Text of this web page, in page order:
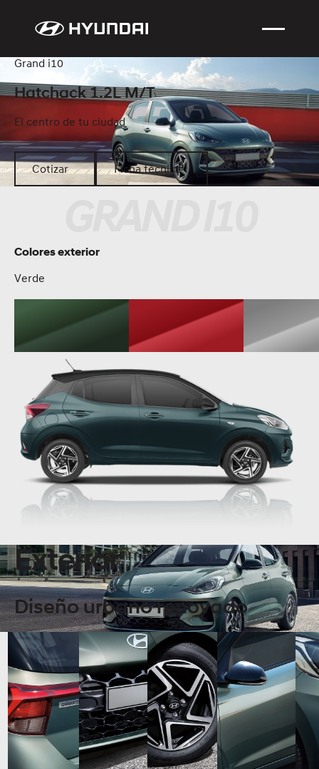
Grand i10
Hatchack 1.2L M/T
El centro de tu ciudad
Cotizar
Cotizar
Ficha técnica
Ficha técnica
Colores exterior
Verde
Exterior
Diseño urbano renovado